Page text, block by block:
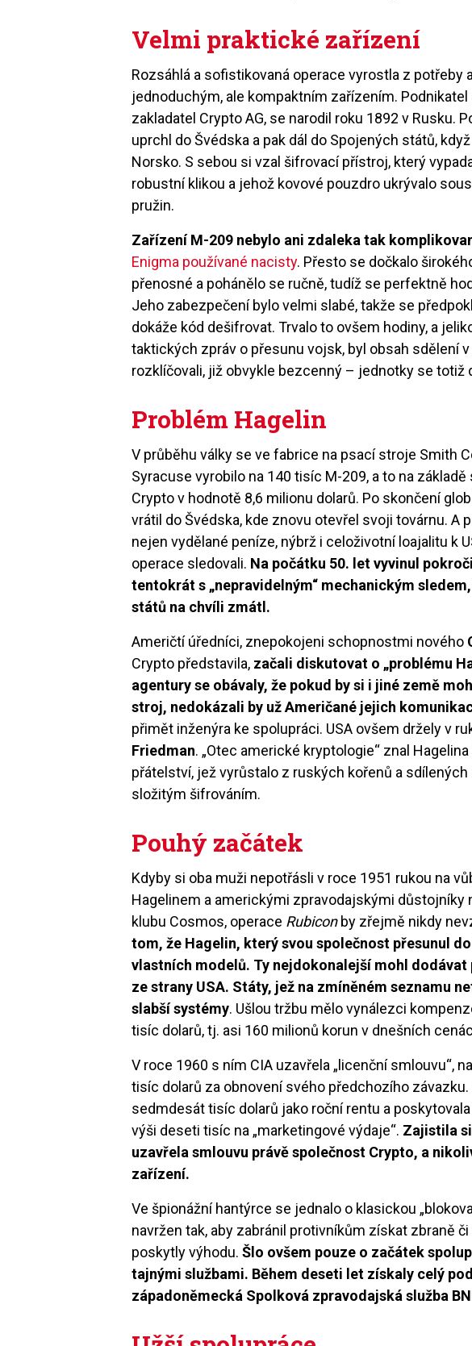
Velmi praktické zařízení
Rozsáhlá a sofistikovaná operace vyrostla z potřeby
jednoduchým, ale kompaktním zařízením. Podnikatel
zakladatel Crypto AG, se narodil roku 1892 v Rusku.
uprchl do Švédska a pak dál do Spojených států,
Norsko. S sebou si vzal šifrovací přístroj, který
robustní klikou a jehož kovové pouzdro ukrývalo
pružin.
Zařízení M-209 nebylo ani zdaleka tak
Enigma používané nacisty. Přesto se dočkalo
přenosné a pohánělo se ručně, tudíž se perfektně
Jeho zabezpečení bylo velmi slabé, takže se
dokáže kód dešifrovat. Trvalo to ovšem hodiny, a
taktických zpráv o přesunu vojsk, byl obsah sdělení
rozklíčovali, již obvykle bezcenný – jednotky se totiž
Problém Hagelin
V průběhu války se ve fabrice na psací stroje Smith
Syracuse vyrobilo na 140 tisíc M-209, a to na
Crypto v hodnotě 8,6 milionu dolarů. Po skončení
vrátil do Švédska, kde znovu otevřel svoji továrnu. A
nejen vydělané peníze, nýbrž i celoživotní loajalitu k
operace sledovali. Na počátku 50. let vyvinul
tentokrát s „nepravidelným“ mechanickým
států na chvíli zmátl.
Američtí úředníci, znepokojeni schopnostmi nového
Crypto představila, začali diskutovat o „problému
agentury se obávaly, že pokud by si i jiné země
stroj, nedokázali by už Američané jejich
přimět inženýra ke spolupráci. USA ovšem držely v
Friedman. „Otec americké kryptologie“ znal
přátelství, jež vyrůstalo z ruských kořenů a
složitým šifrováním.
Pouhý začátek
Kdyby si oba muži nepotřásli v roce 1951 rukou na
Hagelinem a americkými zpravodajskými důstojníky
klubu Cosmos, operace Rubiconby zřejmě nikdy
tom, že Hagelin, který svou společnost přesunul
vlastních modelů. Ty nejdokonalejší mohl dodávat
ze strany USA. Státy, jež na zmíněném seznamu
slabší systémy. Ušlou tržbu mělo vynálezci
tisíc dolarů, tj. asi 160 milionů korun v dnešních
V roce 1960 s ním CIA uzavřela „licenční smlouvu“,
tisíc dolarů za obnovení svého předchozího
sedmdesát tisíc dolarů jako roční rentu a
výši deseti tisíc na „marketingové výdaje“. Zajistila
uzavřela smlouvu právě společnost Crypto, a
zařízení.
Ve špionážní hantýrce se jednalo o klasickou
navržen tak, aby zabránil protivníkům získat zbraně
poskytly výhodu.Šlo ovšem pouze o začátek
tajnými službami. Během deseti let získaly celý
západoněmecká Spolková zpravodajská služba